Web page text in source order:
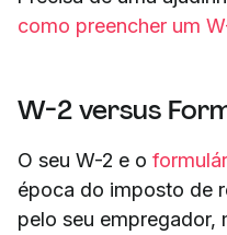
como preencher um
W-2 versus
O seu W-2 e o
época do imposto de
pelo seu